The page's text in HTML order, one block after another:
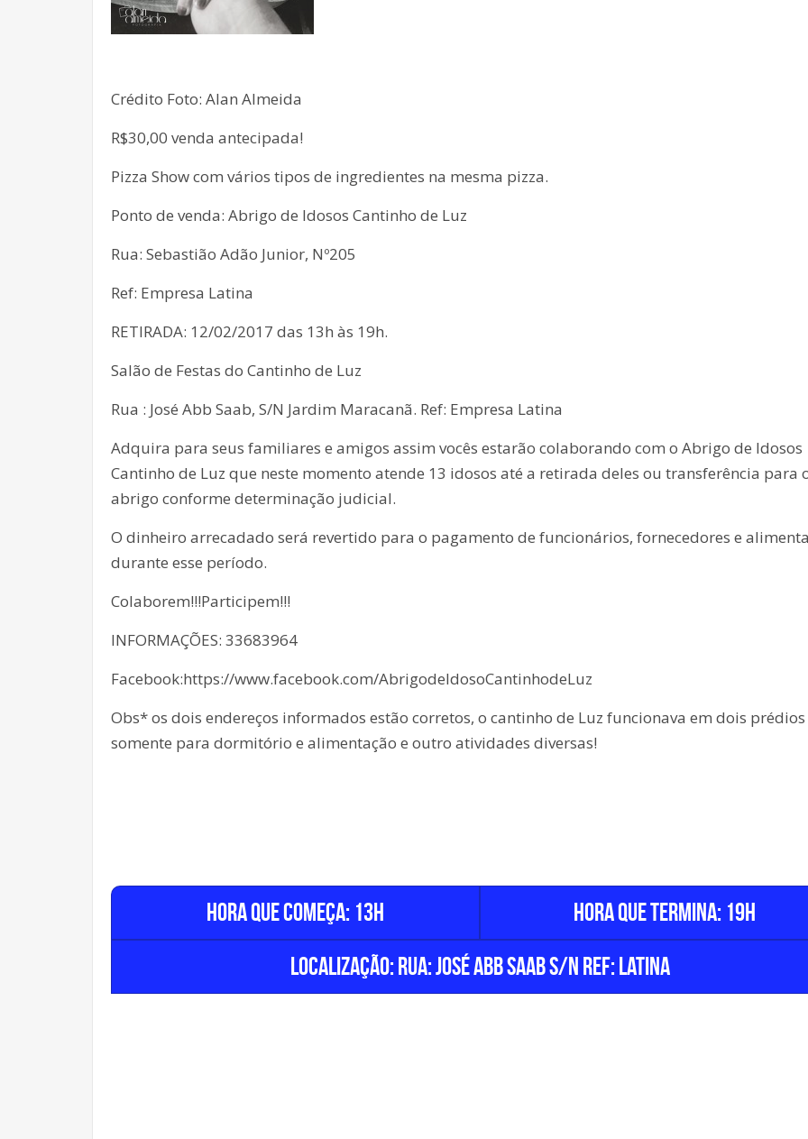
Crédito Foto: Alan Almeida
R$30,00 venda antecipada!
Pizza Show com vários tipos de ingredientes na mesma pizza.
Ponto de venda: Abrigo de Idosos Cantinho de Luz
Rua: Sebastião Adão Junior, Nº205
Ref: Empresa Latina
RETIRADA: 12/02/2017 das 13h às 19h.
Salão de Festas do Cantinho de Luz
Rua : José Abb Saab, S/N Jardim Maracanã. Ref: Empresa Latina
Adquira para seus familiares e amigos assim vocês estarão colaborando com o Abrigo de Idosos
Cantinho de Luz que neste momento atende 13 idosos até a retirada deles ou transferência para
abrigo conforme determinação judicial.
O dinheiro arrecadado será revertido para o pagamento de funcionários, fornecedores e
durante esse período.
Colaborem!!!Participem!!!
INFORMAÇÕES: 33683964
Facebook:https://www.facebook.com/AbrigodeIdosoCantinhodeLuz
Obs* os dois endereços informados estão corretos, o cantinho de Luz funcionava em dois
somente para dormitório e alimentação e outro atividades diversas!
Hora que começa: 13h
Hora que termina: 19h
Localização: Rua: José Abb Saab s/n Ref: Latina